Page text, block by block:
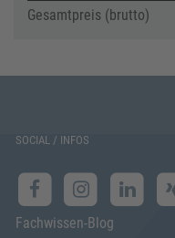
Gesamtpreis (brutto)
SOCIAL / INFOS
Fachwissen-Blog